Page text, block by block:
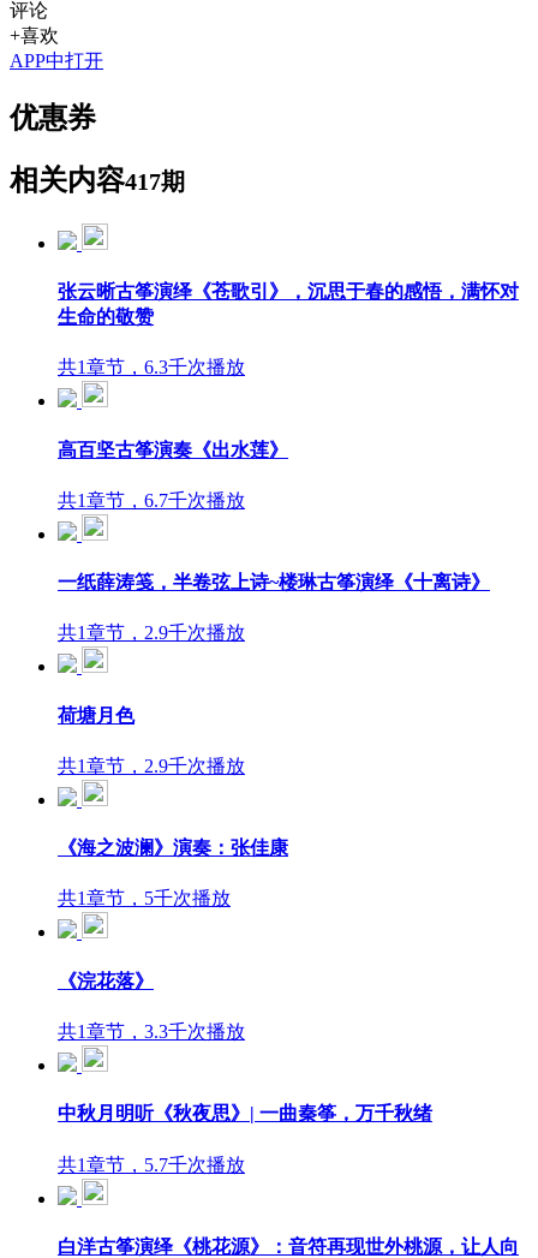
评论
+喜欢
APP中打开
优惠券
相关内容417期
张云晰古筝演绎《苍歌引》，沉思于春的感悟，满怀对
生命的敬赞
共1章节，6.3千次播放
高百坚古筝演奏《出水莲》
共1章节，6.7千次播放
一纸薛涛笺，半卷弦上诗~楼琳古筝演绎《十离诗》
共1章节，2.9千次播放
荷塘月色
共1章节，2.9千次播放
《海之波澜》演奏：张佳康
共1章节，5千次播放
《浣花落》
共1章节，3.3千次播放
中秋月明听《秋夜思》| 一曲秦筝，万千秋绪
共1章节，5.7千次播放
白洋古筝演绎《桃花源》：音符再现世外桃源，让人向